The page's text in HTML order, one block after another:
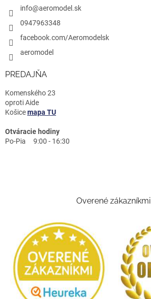
info@aeromodel.sk
0947963348
facebook.com/Aeromodelsk
aeromodel
PREDAJŇA
Komenského 23
oproti Aide
Košicemapa TU
Otváracie hodiny
Po-Pia 9:00 - 16:30
Overené zákazníkmi